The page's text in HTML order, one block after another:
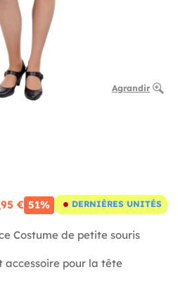
Agrandir
€ 51% DERNIÈRES UNITÉS
Costume de petite souris
accessoire pour la tête